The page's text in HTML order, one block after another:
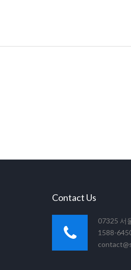
Contact Us
07325 서
1588-